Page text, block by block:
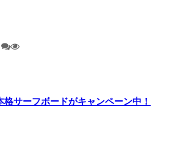
サーフボードがキャンペーン中！